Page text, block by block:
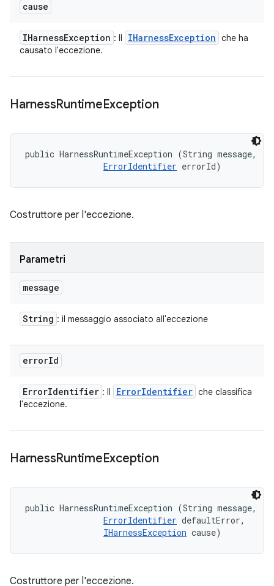
cause
IHarnessException : Il IHarnessException che ha
causato l'eccezione.
HarnessRuntimeException
public HarnessRuntimeException (String message,
ErrorIdentifier errorId)
Costruttore per l'eccezione.
Parametri
message
String : il messaggio associato all'eccezione
errorId
ErrorIdentifier : Il ErrorIdentifier che classifica
l'eccezione.
HarnessRuntimeException
public HarnessRuntimeException (String message,
ErrorIdentifier defaultError,
IHarnessException cause)
Costruttore per l'eccezione.